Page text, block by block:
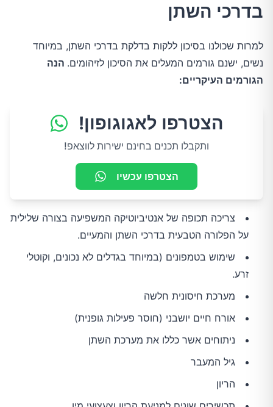
בדרכי השתן
למרות שכולנו בסיכון ללקות בדלקת בדרכי השתן, במיוחד
נשים, ישנם גורמים המעלים את הסיכון לזיהומים. הנה
הגורמים העיקריים:
הצטרפו לאגוגופון!
ותקבלו תכנים בחינם ישירות לווצאפ!
הצטרפו עכשיו
צריכה תכופה של אנטיביוטיקה המשפיעה בצורה שלילית
על הפלורה הטבעית בדרכי השתן והמעיים.
שימוש בטמפונים (במיוחד בגדלים לא נכונים, וקוטלי
זרע.
מערכת חיסונית חלשה
אורח חיים יושבני (חוסר פעילות גופנית)
ניתוחים אשר כללו את מערכת השתן
גיל המעבר
הריון